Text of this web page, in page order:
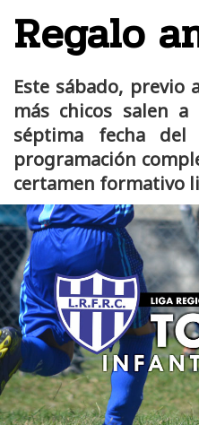
Regalo
Este sábado, previo
más chicos salen
séptima fecha del
programación
certamen formativo